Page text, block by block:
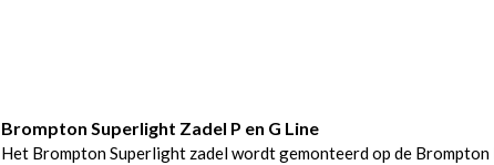
Brompton Superlight Zadel P en G Line
Het Brompton Superlight zadel wordt gemonteerd op de Brompton